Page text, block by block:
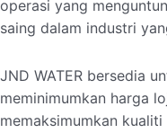
operasi yang
saing dalam industri
JND WATER bersedia
meminimumkan harga
memaksimumkan